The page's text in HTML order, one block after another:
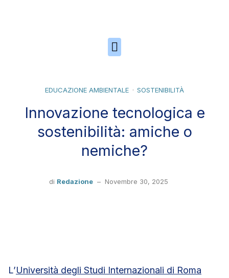
EDUCAZIONE AMBIENTALE SOSTENIBILITÀ
Innovazione tecnologica e
sostenibilità: amiche o
nemiche?
di Redazione– Novembre 30, 2025
L’Università degli Studi Internazionali di Roma